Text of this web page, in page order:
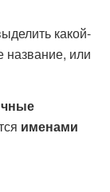
какой-
название, или
именами